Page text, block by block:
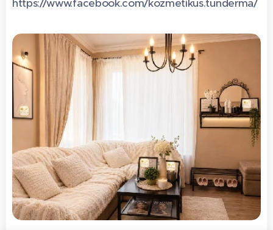
https://www.facebook.com/kozmetikus.tunderma/